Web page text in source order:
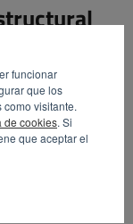
funcionar
que los
visitante.
de cookies. Si
que aceptar el
no es un
empresas
el futuro. Un
los métodos de
preguntas